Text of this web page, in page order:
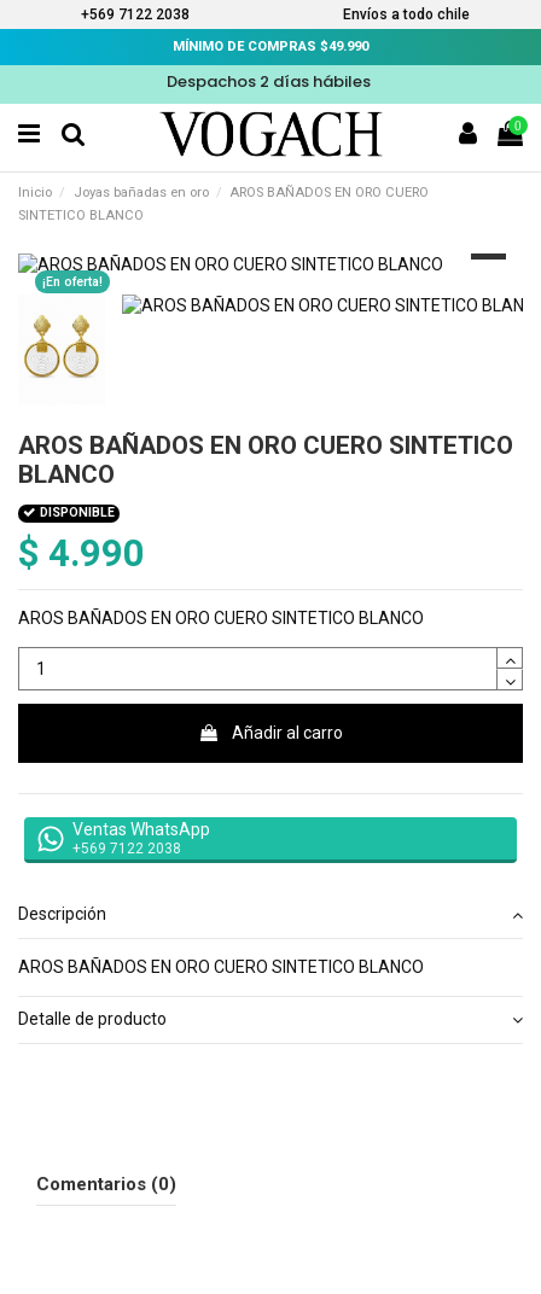
+569 7122 2038 Envíos a todo chile
MÍNIMO DE COMPRAS $49.990
Despachos 2 días hábiles
0
Inicio Joyas bañadas en oro
AROS BAÑADOS EN ORO CUERO
SINTETICO BLANCO
¡En oferta!
AROS BAÑADOS EN ORO CUERO SINTETICO
BLANCO
DISPONIBLE
$ 4.990
AROS BAÑADOS EN ORO CUERO SINTETICO BLANCO
Añadir al carro
Ventas WhatsApp
+569 7122 2038
Descripción
AROS BAÑADOS EN ORO CUERO SINTETICO BLANCO
Detalle de producto
Comentarios (0)